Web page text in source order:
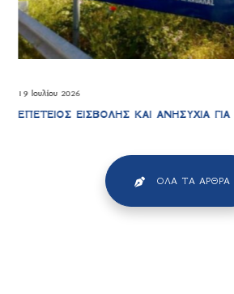
19 Ιουλίου 2026
ΕΠΕΤΕΙΟΣ ΕΙΣΒΟΛΗΣ ΚΑΙ ΑΝΗΣΥΧΙΑ
ΌΛΑ ΤΑ ΆΡΘΡΑ